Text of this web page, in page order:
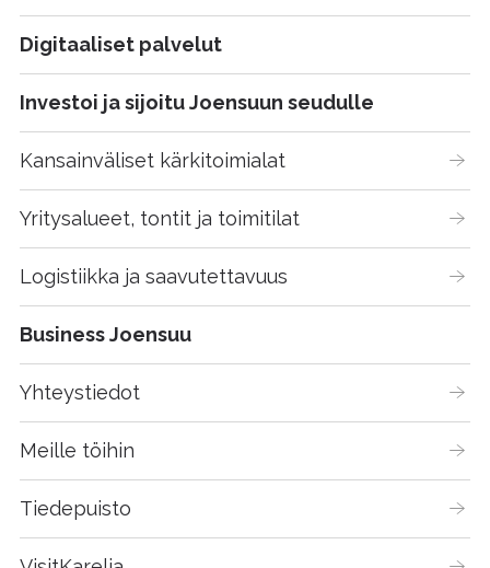
Digitaaliset palvelut
Investoi ja sijoitu Joensuun seudulle
Kansainväliset kärkitoimialat
Yritysalueet, tontit ja toimitilat
Logistiikka ja saavutettavuus
Business Joensuu
Yhteystiedot
Meille töihin
Tiedepuisto